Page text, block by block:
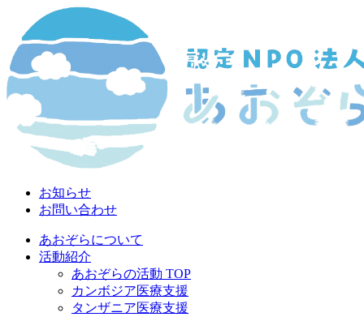
お知らせ
お問い合わせ
あおぞらについて
活動紹介
あおぞらの活動 TOP
カンボジア医療支援
タンザニア医療支援